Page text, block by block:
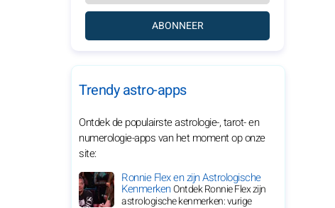
ABONNEER
Trendy astro-apps
Ontdek de populairste astrologie-, tarot- en
numerologie-apps van het moment op onze
site:
Ronnie Flex en zijn Astrologische
KenmerkenOntdek Ronnie Flex zijn
astrologische kenmerken: vurige